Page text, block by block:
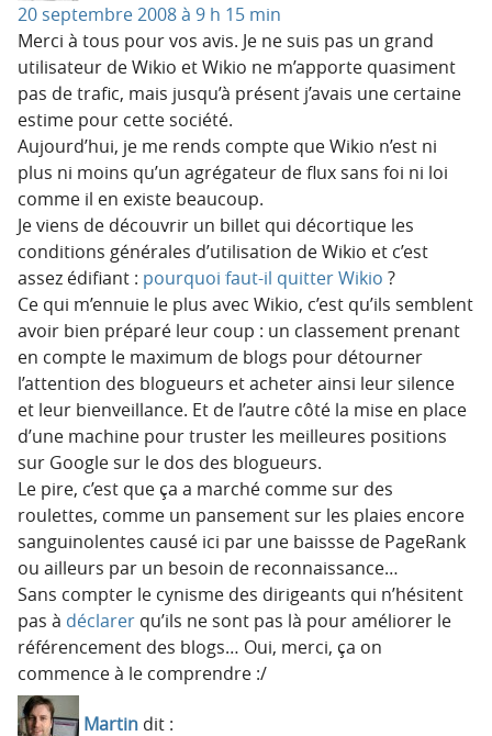
20 septembre 2008 à 9 h 15 min
Merci à tous pour vos avis. Je ne suis pas un grand
utilisateur de Wikio et Wikio ne m’apporte quasiment
pas de trafic, mais jusqu’à présent j’avais une certaine
estime pour cette société.
Aujourd’hui, je me rends compte que Wikio n’est ni
plus ni moins qu’un agrégateur de flux sans foi ni loi
comme il en existe beaucoup.
Je viens de découvrir un billet qui décortique les
conditions générales d’utilisation de Wikio et c’est
assez édifiant : pourquoi faut-il quitter Wikio ?
Ce qui m’ennuie le plus avec Wikio, c’est qu’ils semblent
avoir bien préparé leur coup : un classement prenant
en compte le maximum de blogs pour détourner
l’attention des blogueurs et acheter ainsi leur silence
et leur bienveillance. Et de l’autre côté la mise en place
d’une machine pour truster les meilleures positions
sur Google sur le dos des blogueurs.
Le pire, c’est que ça a marché comme sur des
roulettes, comme un pansement sur les plaies encore
sanguinolentes causé ici par une baissse de PageRank
ou ailleurs par un besoin de reconnaissance…
Sans compter le cynisme des dirigeants qui n’hésitent
pas à déclarer qu’ils ne sont pas là pour améliorer le
référencement des blogs… Oui, merci, ça on
commence à le comprendre :/
Martin dit :